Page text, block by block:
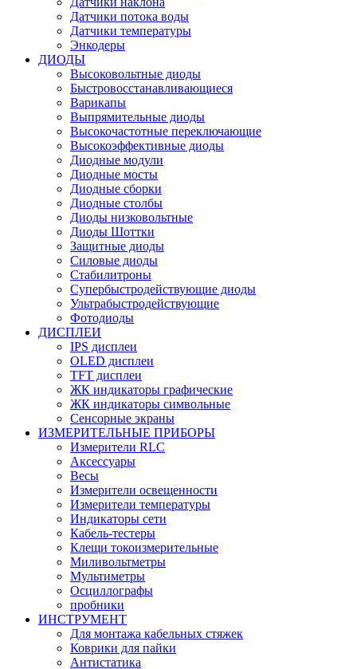
Датчики потока воды
Датчики температуры
Энкодеры
ДИОДЫ
Высоковольтные диоды
Быстровосстанавливающиеся
Варикапы
Выпрямительные диоды
Высокочастотные переключающие
Высокоэффективные диоды
Диодные модули
Диодные мосты
Диодные сборки
Диодные столбы
Диоды низковольтные
Диоды Шоттки
Защитные диоды
Силовые диоды
Стабилитроны
Супербыстродействующие диоды
Ультрабыстродействующие
Фотодиоды
ДИСПЛЕИ
IPS дисплеи
OLED дисплеи
TFT дисплеи
ЖК индикаторы графические
ЖК индикаторы символьные
Сенсорные экраны
ИЗМЕРИТЕЛЬНЫЕ ПРИБОРЫ
Измерители RLC
Аксессуары
Весы
Измерители освещенности
Измерители температуры
Индикаторы сети
Кабель-тестеры
Клещи токоизмерительные
Миливольтметры
Мультиметры
Осциллографы
пробники
ИНСТРУМЕНТ
Для монтажа кабельных стяжек
Коврики для пайки
Антистатика